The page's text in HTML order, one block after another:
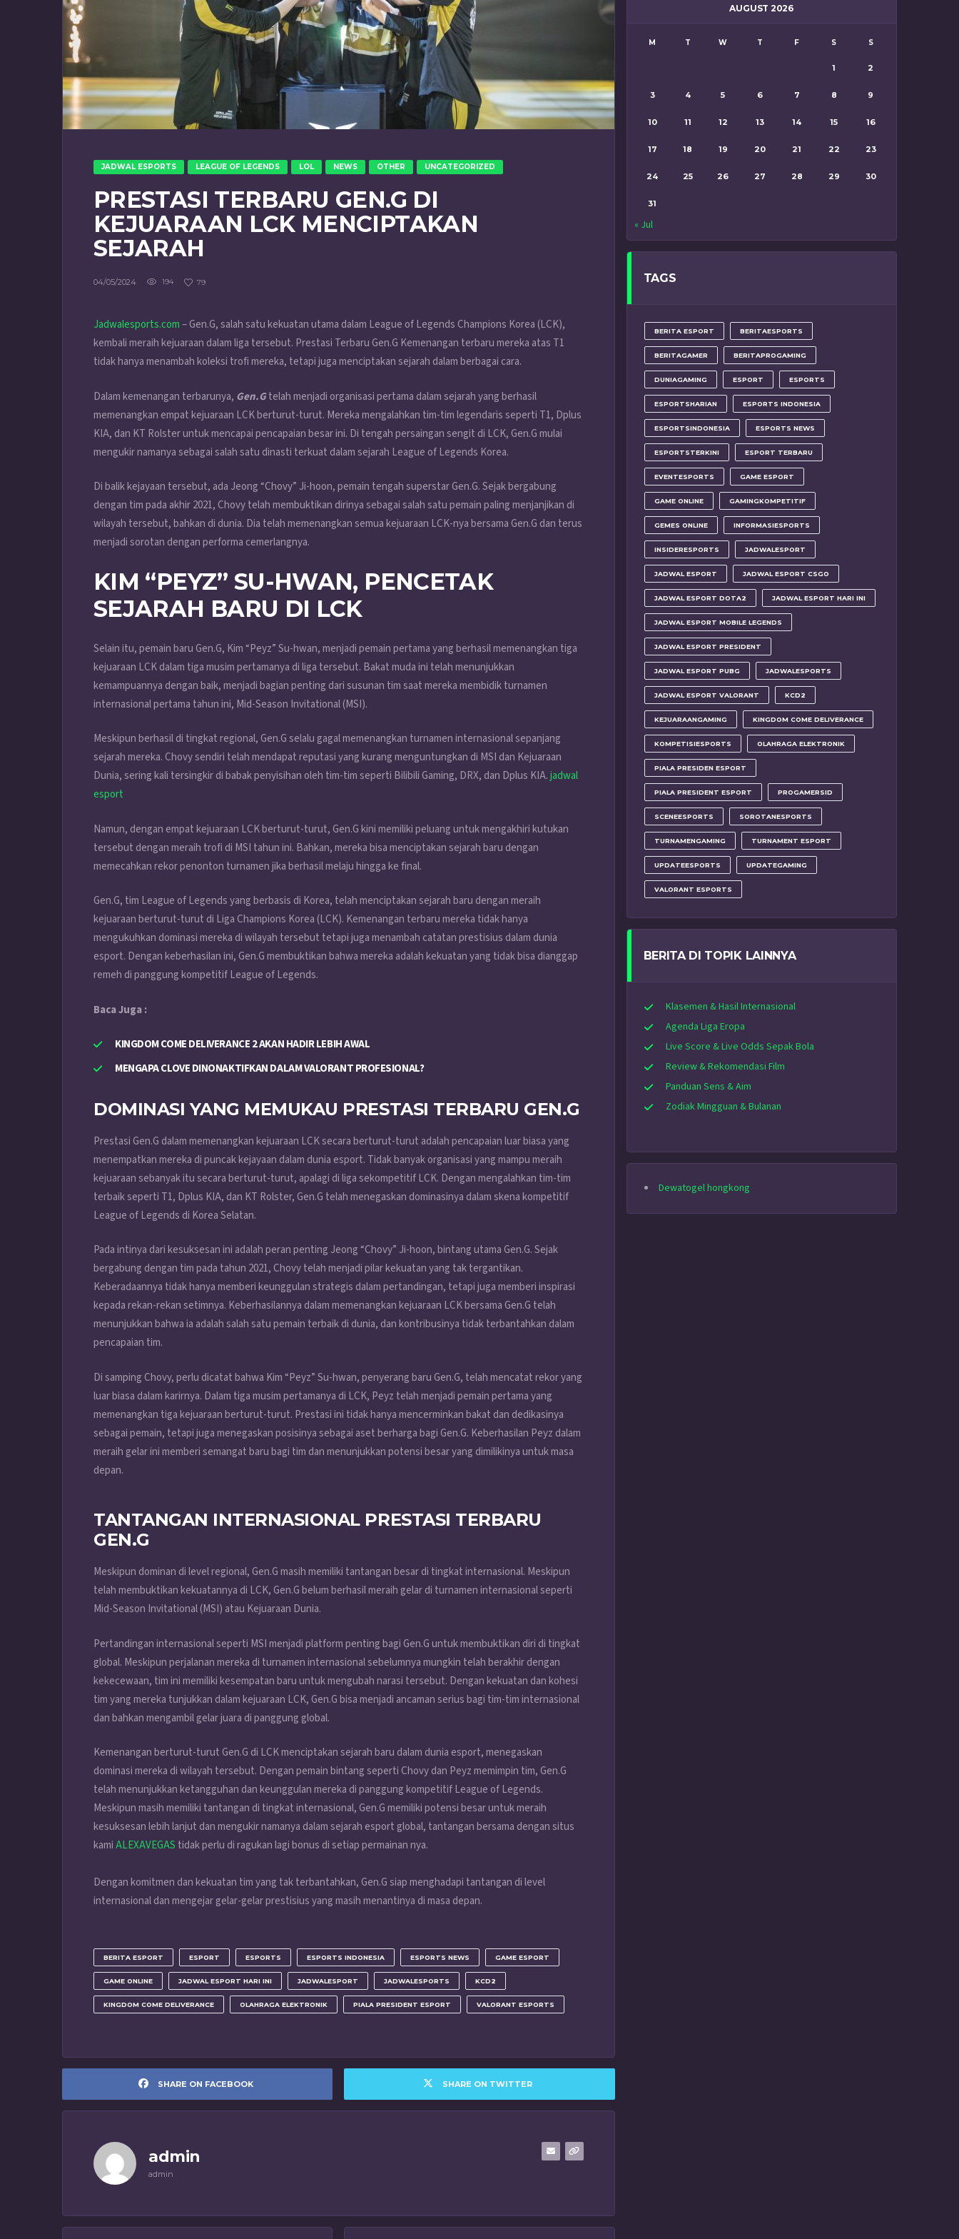
JADWAL ESPORTS LEAGUE OF LEGENDS LOL NEWS OTHER UNCATEGORIZED
PRESTASI TERBARU GEN.G DI
KEJUARAAN LCK MENCIPTAKAN
SEJARAH
04/05/2024 194 79
Jadwalesports.com– Gen.G, salah satu kekuatan utama dalam League of Legends Champions Korea (LCK),
kembali meraih kejuaraan dalam liga tersebut. Prestasi Terbaru Gen.G Kemenangan terbaru mereka atas T1
tidak hanya menambah koleksi trofi mereka, tetapi juga menciptakan sejarah dalam berbagai cara.
Dalam kemenangan terbarunya, Gen.Gtelah menjadi organisasi pertama dalam sejarah yang berhasil
memenangkan empat kejuaraan LCK berturut-turut. Mereka mengalahkan tim-tim legendaris seperti T1, Dplus
KIA, dan KT Rolster untuk mencapai pencapaian besar ini. Di tengah persaingan sengit di LCK, Gen.G mulai
mengukir namanya sebagai salah satu dinasti terkuat dalam sejarah League of Legends Korea.
Di balik kejayaan tersebut, ada Jeong “Chovy” Ji-hoon, pemain tengah superstar Gen.G. Sejak bergabung
dengan tim pada akhir 2021, Chovy telah membuktikan dirinya sebagai salah satu pemain paling menjanjikan di
wilayah tersebut, bahkan di dunia. Dia telah memenangkan semua kejuaraan LCK-nya bersama Gen.G dan terus
menjadi sorotan dengan performa cemerlangnya.
KIM “PEYZ” SU-HWAN, PENCETAK
SEJARAH BARU DI LCK
Selain itu, pemain baru Gen.G, Kim “Peyz” Su-hwan, menjadi pemain pertama yang berhasil memenangkan tiga
kejuaraan LCK dalam tiga musim pertamanya di liga tersebut. Bakat muda ini telah menunjukkan
kemampuannya dengan baik, menjadi bagian penting dari susunan tim saat mereka membidik turnamen
internasional pertama tahun ini, Mid-Season Invitational (MSI).
Meskipun berhasil di tingkat regional, Gen.G selalu gagal memenangkan turnamen internasional sepanjang
sejarah mereka. Chovy sendiri telah mendapat reputasi yang kurang menguntungkan di MSI dan Kejuaraan
Dunia, sering kali tersingkir di babak penyisihan oleh tim-tim seperti Bilibili Gaming, DRX, dan Dplus KIA.jadwal
esport
Namun, dengan empat kejuaraan LCK berturut-turut, Gen.G kini memiliki peluang untuk mengakhiri kutukan
tersebut dengan meraih trofi di MSI tahun ini. Bahkan, mereka bisa menciptakan sejarah baru dengan
memecahkan rekor penonton turnamen jika berhasil melaju hingga ke final.
Gen.G, tim League of Legends yang berbasis di Korea, telah menciptakan sejarah baru dengan meraih
kejuaraan berturut-turut di Liga Champions Korea (LCK). Kemenangan terbaru mereka tidak hanya
mengukuhkan dominasi mereka di wilayah tersebut tetapi juga menambah catatan prestisius dalam dunia
esport. Dengan keberhasilan ini, Gen.G membuktikan bahwa mereka adalah kekuatan yang tidak bisa dianggap
remeh di panggung kompetitif League of Legends.
Baca Juga :
KINGDOM COME DELIVERANCE 2 AKAN HADIR LEBIH AWAL
MENGAPA CLOVE DINONAKTIFKAN DALAM VALORANT PROFESIONAL?
DOMINASI YANG MEMUKAU PRESTASI TERBARU GEN.G
Prestasi Gen.G dalam memenangkan kejuaraan LCK secara berturut-turut adalah pencapaian luar biasa yang
menempatkan mereka di puncak kejayaan dalam dunia esport. Tidak banyak organisasi yang mampu meraih
kejuaraan sebanyak itu secara berturut-turut, apalagi di liga sekompetitif LCK. Dengan mengalahkan tim-tim
terbaik seperti T1, Dplus KIA, dan KT Rolster, Gen.G telah menegaskan dominasinya dalam skena kompetitif
League of Legends di Korea Selatan.
Pada intinya dari kesuksesan ini adalah peran penting Jeong “Chovy” Ji-hoon, bintang utama Gen.G. Sejak
bergabung dengan tim pada tahun 2021, Chovy telah menjadi pilar kekuatan yang tak tergantikan.
Keberadaannya tidak hanya memberi keunggulan strategis dalam pertandingan, tetapi juga memberi inspirasi
kepada rekan-rekan setimnya. Keberhasilannya dalam memenangkan kejuaraan LCK bersama Gen.G telah
menunjukkan bahwa ia adalah salah satu pemain terbaik di dunia, dan kontribusinya tidak terbantahkan dalam
pencapaian tim.
Di samping Chovy, perlu dicatat bahwa Kim “Peyz” Su-hwan, penyerang baru Gen.G, telah mencatat rekor yang
luar biasa dalam karirnya. Dalam tiga musim pertamanya di LCK, Peyz telah menjadi pemain pertama yang
memenangkan tiga kejuaraan berturut-turut. Prestasi ini tidak hanya mencerminkan bakat dan dedikasinya
sebagai pemain, tetapi juga menegaskan posisinya sebagai aset berharga bagi Gen.G. Keberhasilan Peyz dalam
meraih gelar ini memberi semangat baru bagi tim dan menunjukkan potensi besar yang dimilikinya untuk masa
depan.
TANTANGAN INTERNASIONAL PRESTASI TERBARU
GEN.G
Meskipun dominan di level regional, Gen.G masih memiliki tantangan besar di tingkat internasional. Meskipun
telah membuktikan kekuatannya di LCK, Gen.G belum berhasil meraih gelar di turnamen internasional seperti
Mid-Season Invitational (MSI) atau Kejuaraan Dunia.
Pertandingan internasional seperti MSI menjadi platform penting bagi Gen.G untuk membuktikan diri di tingkat
global. Meskipun perjalanan mereka di turnamen internasional sebelumnya mungkin telah berakhir dengan
kekecewaan, tim ini memiliki kesempatan baru untuk mengubah narasi tersebut. Dengan kekuatan dan kohesi
tim yang mereka tunjukkan dalam kejuaraan LCK, Gen.G bisa menjadi ancaman serius bagi tim-tim internasional
dan bahkan mengambil gelar juara di panggung global.
Kemenangan berturut-turut Gen.G di LCK menciptakan sejarah baru dalam dunia esport, menegaskan
dominasi mereka di wilayah tersebut. Dengan pemain bintang seperti Chovy dan Peyz memimpin tim, Gen.G
telah menunjukkan ketangguhan dan keunggulan mereka di panggung kompetitif League of Legends.
Meskipun masih memiliki tantangan di tingkat internasional, Gen.G memiliki potensi besar untuk meraih
kesuksesan lebih lanjut dan mengukir namanya dalam sejarah esport global, tantangan bersama dengan situs
kamiALEXAVEGAS tidak perlu di ragukan lagi bonus di setiap permainan nya.
Dengan komitmen dan kekuatan tim yang tak terbantahkan, Gen.G siap menghadapi tantangan di level
internasional dan mengejar gelar-gelar prestisius yang masih menantinya di masa depan.
BERITA ESPORT ESPORT ESPORTS ESPORTS INDONESIA ESPORTS NEWS GAME ESPORT
GAME ONLINE JADWAL ESPORT HARI INI JADWALESPORT JADWALESPORTS KCD2
KINGDOM COME DELIVERANCE OLAHRAGA ELEKTRONIK PIALA PRESIDENT ESPORT VALORANT ESPORTS
SHARE ON FACEBOOK SHARE ON TWITTER
admin
admin
AUGUST 2026
M T W T F S S
1 2
3 4 5 6 7 8 9
10 11 12 13 14 15 16
17 18 19 20 21 22 23
24 25 26 27 28 29 30
31
« Jul
TAGS
BERITA ESPORT BERITAESPORTS
BERITAGAMER BERITAPROGAMING
DUNIAGAMING ESPORT ESPORTS
ESPORTSHARIAN ESPORTS INDONESIA
ESPORTSINDONESIA ESPORTS NEWS
ESPORTSTERKINI ESPORT TERBARU
EVENTESPORTS GAME ESPORT
GAME ONLINE GAMINGKOMPETITIF
GEMES ONLINE INFORMASIESPORTS
INSIDERESPORTS JADWALESPORT
JADWAL ESPORT JADWAL ESPORT CSGO
JADWAL ESPORT DOTA2 JADWAL ESPORT HARI INI
JADWAL ESPORT MOBILE LEGENDS
JADWAL ESPORT PRESIDENT
JADWAL ESPORT PUBG JADWALESPORTS
JADWAL ESPORT VALORANT KCD2
KEJUARAANGAMING KINGDOM COME DELIVERANCE
KOMPETISIESPORTS OLAHRAGA ELEKTRONIK
PIALA PRESIDEN ESPORT
PIALA PRESIDENT ESPORT PROGAMERSID
SCENEESPORTS SOROTANESPORTS
TURNAMENGAMING TURNAMENT ESPORT
UPDATEESPORTS UPDATEGAMING
VALORANT ESPORTS
BERITA DI TOPIK LAINNYA
Klasemen & Hasil Internasional
Agenda Liga Eropa
Live Score & Live Odds Sepak Bola
Review & Rekomendasi Film
Panduan Sens & Aim
Zodiak Mingguan & Bulanan
Dewatogel hongkong